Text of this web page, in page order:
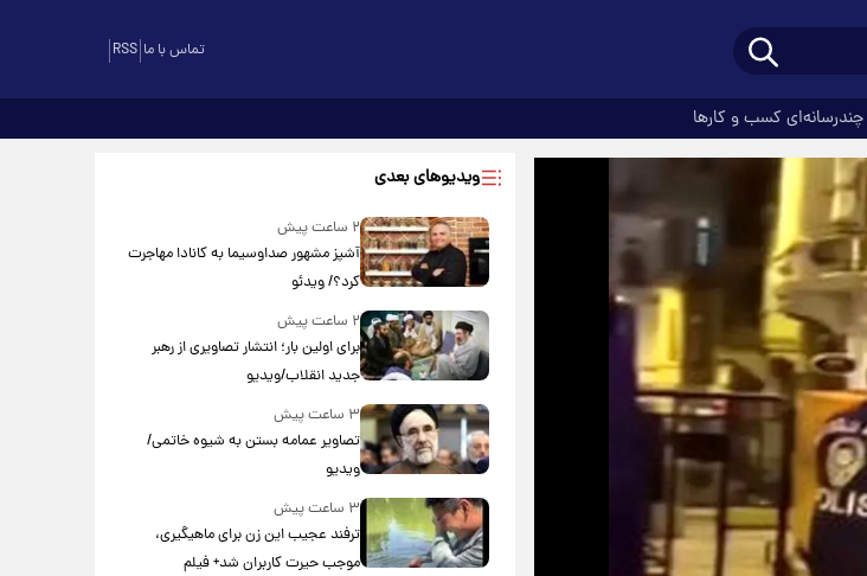
RSS تماس با ما
چندرسانه‌ای کسب و کارها
ویدیوهای بعدی
۲ ساعت پیش
آشپز مشهور صداوسیما به کانادا مهاجرت
کرد؟/ ویدئو
۲ ساعت پیش
برای اولین بار؛ انتشار تصاویری از رهبر
جدید انقلاب/ویدیو
۳ ساعت پیش
تصاویر عمامه بستن به شیوه خاتمی/
ویدیو
۳ ساعت پیش
ترفند عجیب این زن برای ماهیگیری،
موجب حیرت کاربران شد+ فیلم